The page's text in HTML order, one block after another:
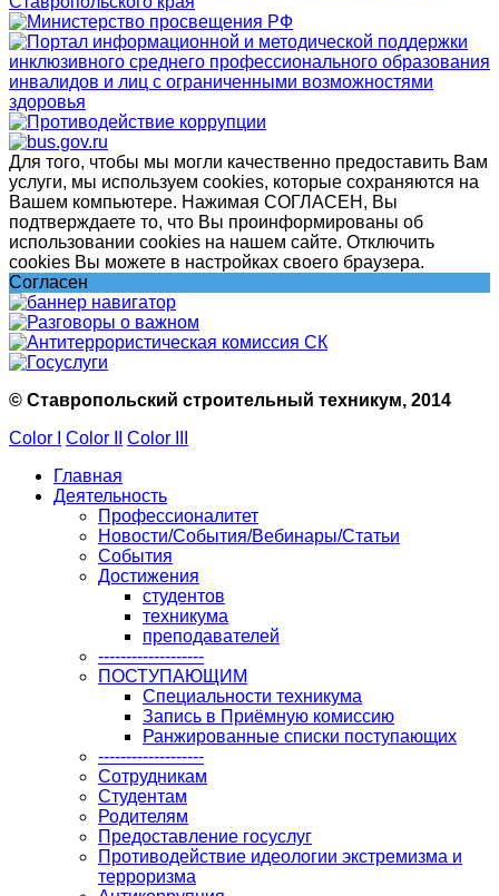
Для того, чтобы мы могли качественно предоставить Вам
услуги, мы используем cookies, которые сохраняются на
Вашем компьютере. Нажимая СОГЛАСЕН, Вы
подтверждаете то, что Вы проинформированы об
использовании cookies на нашем сайте. Отключить
cookies Вы можете в настройках своего браузера.
Согласен
© Ставропольский строительный техникум, 2014
Color I
Color II
Color III
Главная
Деятельность
Профессионалитет
Новости/События/Вебинары/Статьи
События
Достижения
студентов
техникума
преподавателей
-------------------
ПОСТУПАЮЩИМ
Специальности техникума
Запись в Приёмную комиссию
Ранжированные списки поступающих
-------------------
Сотрудникам
Студентам
Родителям
Предоставление госуслуг
Противодействие идеологии экстремизма и
терроризма